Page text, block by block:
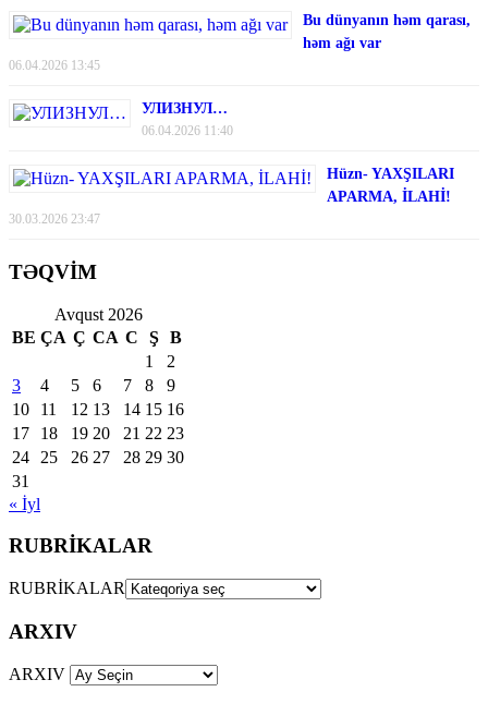
Bu dünyanın həm qarası,
həm ağı var
06.04.2026 13:45
УЛИЗНУЛ…
06.04.2026 11:40
Hüzn- YAXŞILARI
APARMA, İLAHİ!
30.03.2026 23:47
TƏQVİM
Avqust 2026
BE ÇA Ç CA C Ş
B
1
2
3
4 5 6 7 8
9
10
11 12 13 14 15 16
17
18 19 20 21 22 23
24
25 26 27 28 29 30
31
« İyl
RUBRİKALAR
RUBRİKALAR
ARXIV
ARXIV